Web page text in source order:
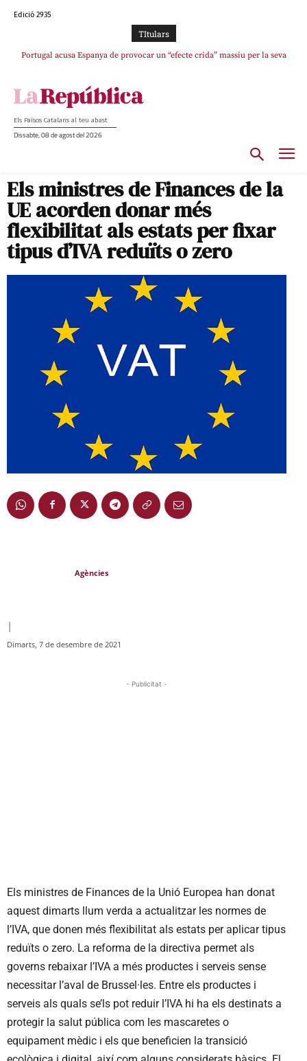
Edició 2935
TItulars
Portugal acusa Espanya de provocar un “efecte crida” massiu per la seva
Els Països Catalans al teu abast
Dissabte, 08 de agost del 2026
Els ministres de Finances de la
UE acorden donar més
flexibilitat als estats per fixar
tipus d’IVA reduïts o zero
Agències
|
Dimarts, 7 de desembre de 2021
- Publicitat -
Els ministres de Finances de la Unió Europea han donat
aquest dimarts llum verda a actualitzar les normes de
l’IVA, que donen més flexibilitat als estats per aplicar tipus
reduïts o zero. La reforma de la directiva permet als
governs rebaixar l’IVA a més productes i serveis sense
necessitar l’aval de Brussel·les. Entre els productes i
serveis als quals se’ls pot reduir l’IVA hi ha els destinats a
protegir la salut pública com les mascaretes o
equipament mèdic i els que beneficien la transició